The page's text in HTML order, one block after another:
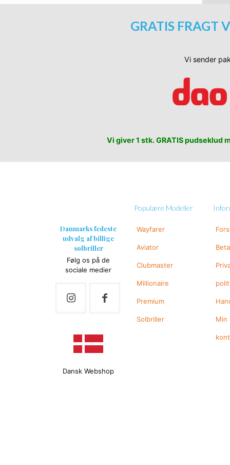
GRATIS FRAGT
Vi sender
Vi giver 1 stk. GRATIS
Danmarks fedeste
udvalg af billige
solbriller
Følg os på de
sociale medier
Dansk Webshop
Populære Modeller
Wayfarer
Aviator
Clubmaster
Millionaire
Premium
Solbriller Min